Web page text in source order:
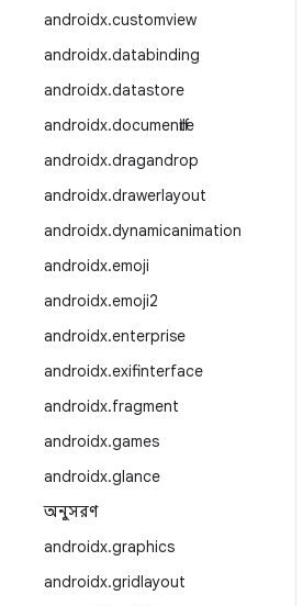
androidx.customview
androidx.databinding
androidx.datastore
androidx.documentfile
androidx.dragandrop
androidx.drawerlayout
androidx.dynamicanimation
androidx.emoji
androidx.emoji2
androidx.enterprise
androidx.exifinterface
androidx.fragment
androidx.games
androidx.glance
অনুসরণ
androidx.graphics
androidx.gridlayout